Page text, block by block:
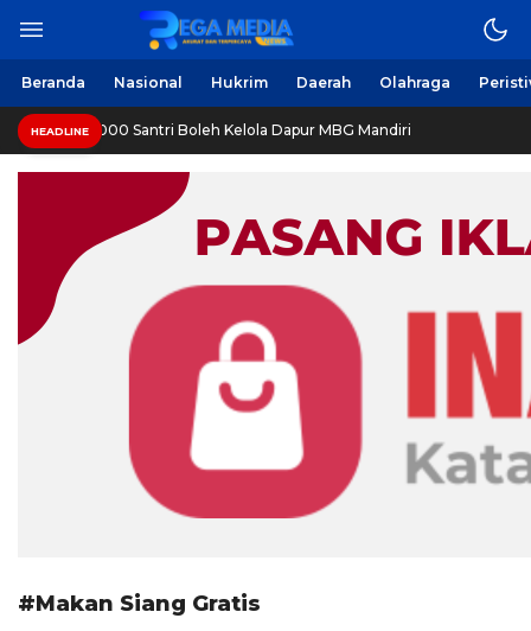
Regamedianews.com
Berita Harian Online
Beranda Nasional Hukrim Daerah Olahraga
HEADLINE
1.000 Santri Boleh Kelola Dapur MBG Mandiri
#Makan Siang Gratis